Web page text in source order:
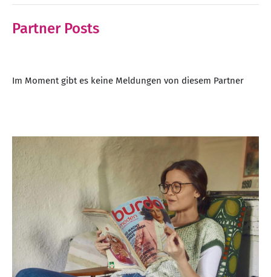
Partner Posts
Im Moment gibt es keine Meldungen von diesem Partner